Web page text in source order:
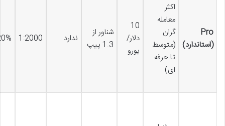
Pro
(استاندارد)
اکثر
معامله
گران
(متوسط
تا حرفه
ای)
10
دلار/
یورو
شناور از
1.3 پیپ
ندارد 1:2000